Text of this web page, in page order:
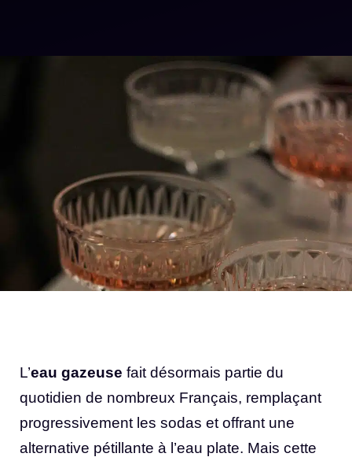
L’eau gazeuse fait désormais partie du
quotidien de nombreux Français, remplaçant
progressivement les sodas et offrant une
alternative pétillante à l’eau plate. Mais cette